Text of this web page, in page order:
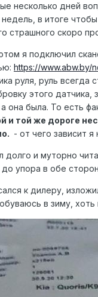
несколько дней
в итоге
страшного скоро
я подключил
https://www.abw.by/
руля, руль всегда
этого
она была. То есть
и той же дороге
- от чего зависит
долго и муторно
упора в обе
к дилеру,
в зиму, хоть